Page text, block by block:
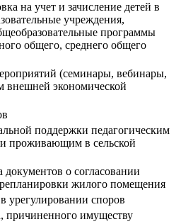
на учет и зачисление детей в
учреждения,
программы
общего, среднего общего
(семинары, вебинары,
внешней экономической
поддержки педагогическим
проживающим в сельской
о согласовании
жилого помещения
урегулировании споров
причиненного имуществу